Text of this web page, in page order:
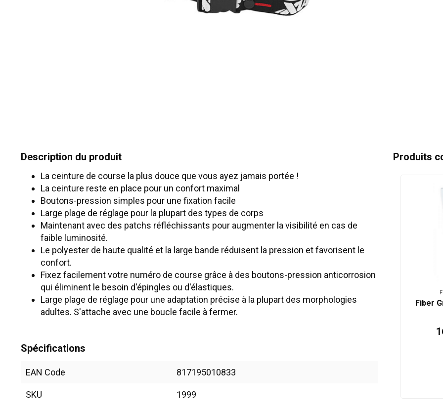
Description du produit
La ceinture de course la plus douce que vous ayez jamais portée !
La ceinture reste en place pour un confort maximal
Boutons-pression simples pour une fixation facile
Large plage de réglage pour la plupart des types de corps
Maintenant avec des patchs réfléchissants pour augmenter la visibilité en cas de
faible luminosité.
Le polyester de haute qualité et la large bande réduisent la pression et favorisent le
confort.
Fixez facilement votre numéro de course grâce à des boutons-pression anticorrosion
qui éliminent le besoin d'épingles ou d'élastiques.
Large plage de réglage pour une adaptation précise à la plupart des morphologies
adultes. S'attache avec une boucle facile à fermer.
Spécifications
EAN Code 817195010833
SKU 1999
Produits
Fiber